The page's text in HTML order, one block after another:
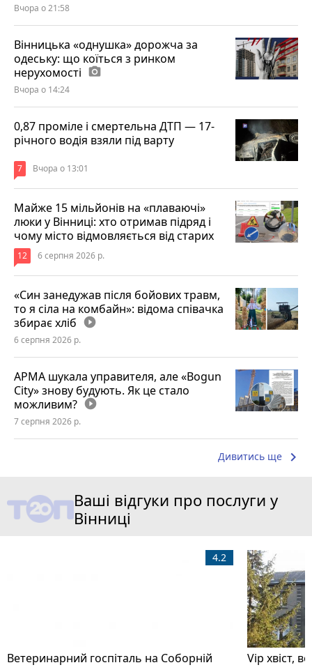
Вчора о 21:58
Вінницька «однушка» дорожча за
одеську: що коїться з ринком
нерухомості photo_camera
Вчора о 14:24
0,87 проміле і смертельна ДТП — 17-
річного водія взяли під варту
7 Вчора о 13:01
Майже 15 мільйонів на «плаваючі»
люки у Вінниці: хто отримав підряд і
чому місто відмовляється від старих
12 6 серпня 2026 р.
«Син занедужав після бойових травм,
то я сіла на комбайн»: відома співачка
збирає хліб play_circle_filled
6 серпня 2026 р.
АРМА шукала управителя, але «Bogun
City» знову будують. Як це стало
можливим? play_circle_filled
7 серпня 2026 р.
Дивитись ще keyboard_arrow_right
Ваші відгуки про послуги у
Вінниці
Ветеринарний госпіталь на Соборній
4.2
Vip хвіст,